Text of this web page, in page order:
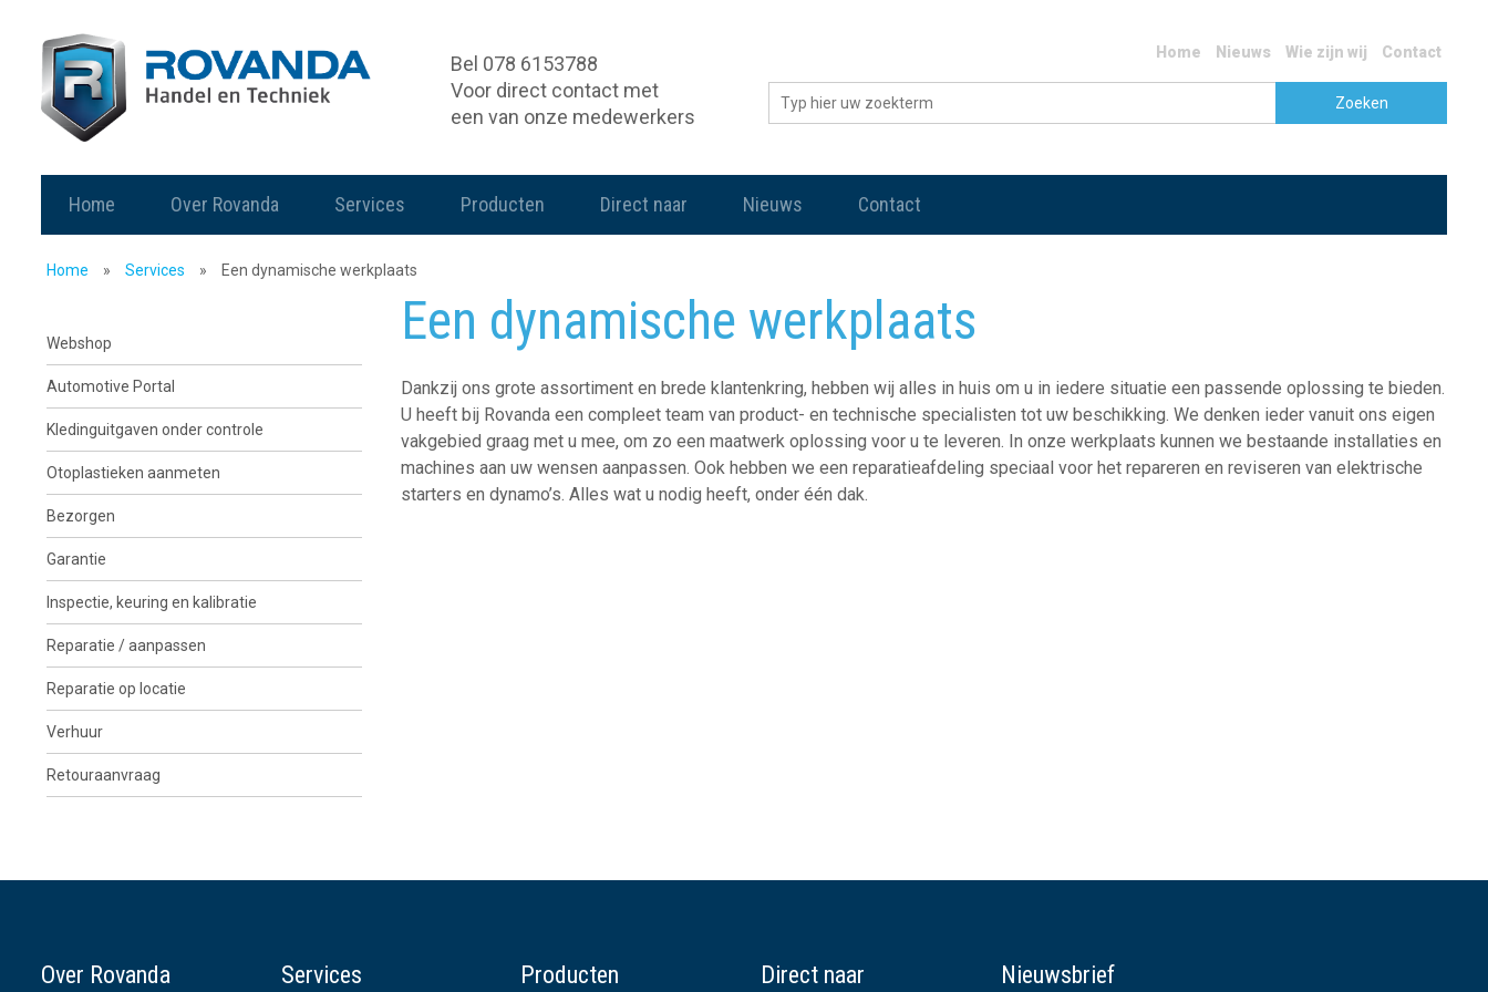
Bel 078 6153788
Voor direct contact met
een van onze medewerkers
Home Nieuws Wie zijn wij Contact
Home Over Rovanda Services Producten Direct naar Nieuws Contact
Home » Services » Een dynamische werkplaats
Webshop
Automotive Portal
Kledinguitgaven onder controle
Otoplastieken aanmeten
Bezorgen
Garantie
Inspectie, keuring en kalibratie
Reparatie / aanpassen
Reparatie op locatie
Verhuur
Retouraanvraag
Een dynamische werkplaats
Dankzij ons grote assortiment en brede klantenkring, hebben wij alles in huis om u in iedere situatie een passende oplossing te bieden.
U heeft bij Rovanda een compleet team van product- en technische specialisten tot uw beschikking. We denken ieder vanuit ons eigen
vakgebied graag met u mee, om zo een maatwerk oplossing voor u te leveren. In onze werkplaats kunnen we bestaande installaties en
machines aan uw wensen aanpassen. Ook hebben we een reparatieafdeling speciaal voor het repareren en reviseren van elektrische
starters en dynamo’s. Alles wat u nodig heeft, onder één dak.
Over Rovanda Services Producten Direct naar Nieuwsbrief